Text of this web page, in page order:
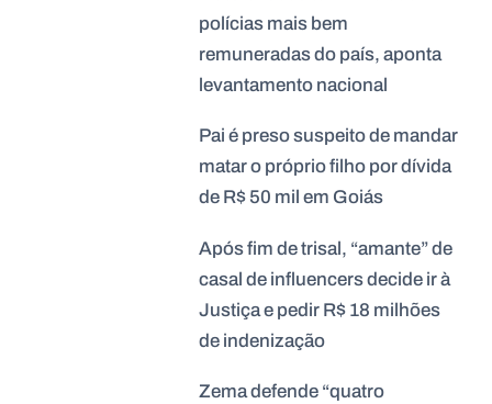
polícias mais bem
remuneradas do país, aponta
levantamento nacional
Pai é preso suspeito de mandar
matar o próprio filho por dívida
de R$ 50 mil em Goiás
Após fim de trisal, “amante” de
casal de influencers decide ir à
Justiça e pedir R$ 18 milhões
de indenização
Zema defende “quatro